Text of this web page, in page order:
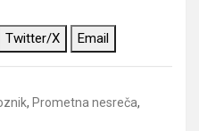
Twitter/X Email
, Prometna nesreča,